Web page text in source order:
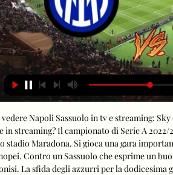
vedere Napoli Sassuolo in tv e streaming:
in streaming? Il campionato di Serie A
stadio Maradona. Si gioca una gara
Contro un Sassuolo che esprime un
La sfida degli azzurri per la dodicesima